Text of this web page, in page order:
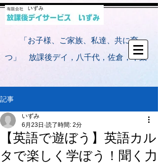
「お子様、ご家族、私達、共に育
つ」 放課後デイ，八千代，佐倉，千葉
記事
【英語で遊ぼう】英語カル
タで楽しく学ぼう！聞く力
いずみ
6月23日 読了時間: 2分